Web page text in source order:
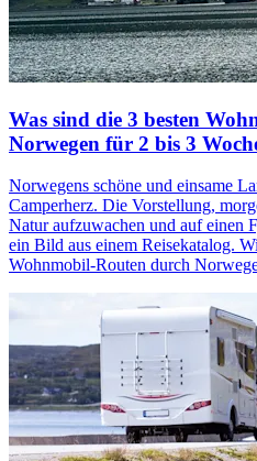
Was sind die 3 besten
Norwegen für 2 bis 3
Norwegens schöne und einsame
Camperherz. Die Vorstellung,
Natur aufzuwachen und auf einen
ein Bild aus einem Reisekatalog.
Wohnmobil-Routen durch